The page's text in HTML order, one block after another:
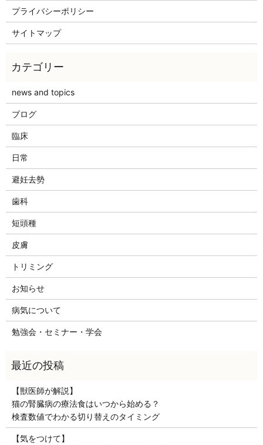
プライバシーポリシー
サイトマップ
news and topics
ブログ
臨床
日常
避妊去勢
歯科
短頭種
皮膚
トリミング
お知らせ
病気について
勉強会・セミナー・学会
【獣医師が解説】
猫の腎臓病の療法食はいつから始める？
検査数値でわかる切り替えのタイミング
【気をつけて】